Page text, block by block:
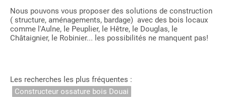
Nous pouvons vous proposer des solutions de construction
( structure, aménagements, bardage) avec des bois locaux
comme l'Aulne, le Peuplier, le Hêtre, le Douglas, le
Châtaignier, le Robinier... les possibilités ne manquent pas!
Les recherches les plus fréquentes :
Constructeur ossature bois Douai